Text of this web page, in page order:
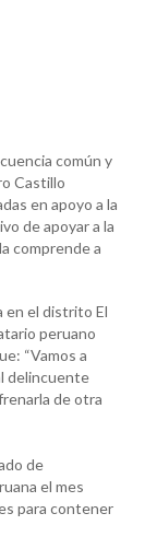
común y
Castillo
en apoyo a la
de apoyar a la
comprende a
en el distrito El
peruano
“Vamos a
delincuente
de otra
de
el mes
para contener